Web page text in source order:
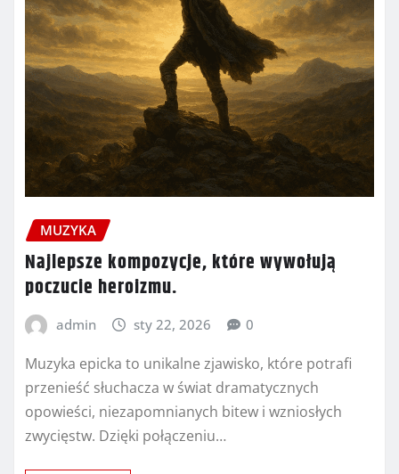
MUZYKA
Najlepsze kompozycje, które wywołują
poczucie heroizmu.
admin sty 22, 2026 0
Muzyka epicka to unikalne zjawisko, które potrafi
przenieść słuchacza w świat dramatycznych
opowieści, niezapomnianych bitew i wzniosłych
zwycięstw. Dzięki połączeniu…